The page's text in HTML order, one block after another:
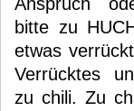
bitte zu
etwas
Verrücktes
zu chili. Zu